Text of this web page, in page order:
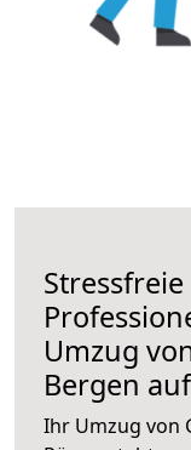
Umzug
Bergen
Ihr Umzug von